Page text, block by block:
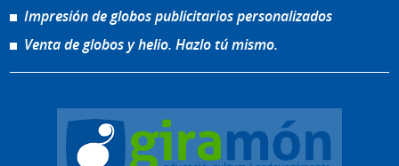
Impresión de globos publicitarios personalizados
Venta de globos y helio. Hazlo tú mismo.